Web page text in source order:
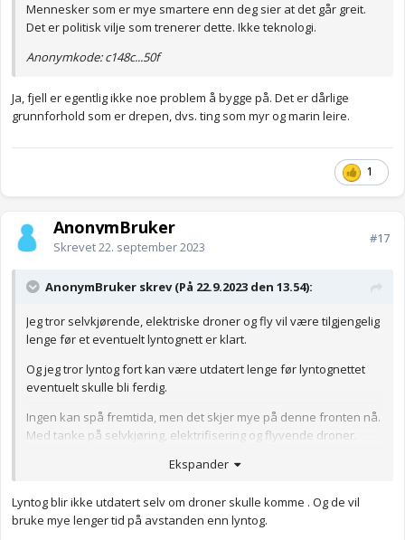
Mennesker som er mye smartere enn deg sier at det går greit.
Det er politisk vilje som trenerer dette. Ikke teknologi.
Anonymkode: c148c...50f
Ja, fjell er egentlig ikke noe problem å bygge på. Det er dårlige
grunnforhold som er drepen, dvs. ting som myr og marin leire.
1
AnonymBruker
Skrevet22. september 2023
#17
AnonymBruker skrev (På 22.9.2023 den 13.54):
Jeg tror selvkjørende, elektriske droner og fly vil være tilgjengelig
lenge før et eventuelt lyntognett er klart.
Og jeg tror lyntog fort kan være utdatert lenge før lyntognettet
eventuelt skulle bli ferdig.
Ingen kan spå fremtida, men det skjer mye på denne fronten nå.
Med tanke på selvkjøring, elektrifisering og flyvende droner.
Ekspander
Lyntog blir ikke utdatert selv om droner skulle komme . Og de vil
bruke mye lenger tid på avstanden enn lyntog.